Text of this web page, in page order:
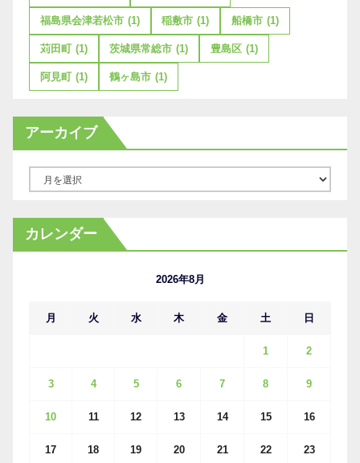
福島県会津若松市 (1) 稲敷市 (1) 船橋市 (1)
苅田町 (1) 茨城県常総市 (1) 豊島区 (1)
阿見町 (1) 鶴ヶ島市 (1)
アーカイブ
カ
イ
カレンダー
2026年8月
月 火 水 木 金 土 日
1 2
3 4 5 6 7 8 9
10 11 12 13 14 15 16
17 18 19 20 21 22 23